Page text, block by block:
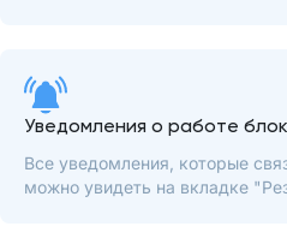
Уведомления о работе
Все уведомления, которые
можно увидеть на вкладке